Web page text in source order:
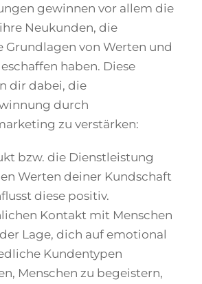
gewinnen vor allem die
Neukunden, die
Grundlagen von Werten und
haben. Diese
dir dabei, die
durch
zu verstärken:
bzw. die Dienstleistung
Werten deiner Kundschaft
diese positiv.
Kontakt mit Menschen
Lage, dich auf emotional
Kundentypen
Menschen zu begeistern,